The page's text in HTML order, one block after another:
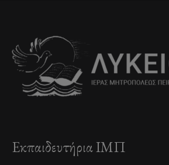
Εκπαιδευτήρια ΙΜΠ